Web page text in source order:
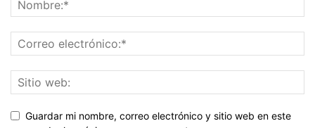
Guardar mi nombre, correo electrónico y sitio web en este